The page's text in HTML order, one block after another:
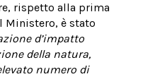
rispetto alla prima
Ministero, è stato
d’impatto
della natura,
numero di